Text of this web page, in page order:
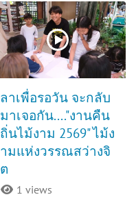
ลาเพื่อรอวัน จะกลับ
มาเจอกัน...."งานคืน
ถิ่นไม้งาม 2569" ไม้ง
ามแห่งวรรณสว่างจิ
ต
1 views